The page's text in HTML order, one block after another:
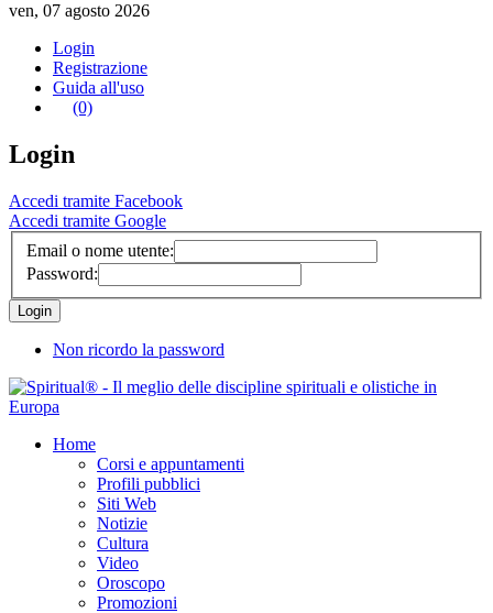
ven, 07 agosto 2026
Login
Registrazione
Guida all'uso
(0)
Login
Accedi tramite Facebook
Accedi tramite Google
Email o nome utente:
Password:
Non ricordo la password
Home
Corsi e appuntamenti
Profili pubblici
Siti Web
Notizie
Cultura
Video
Oroscopo
Promozioni